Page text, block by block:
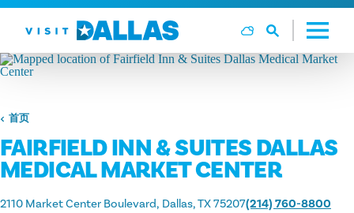
跳转到内容
首页
FAIRFIELD INN & SUITES DALLAS
MEDICAL MARKET CENTER
2110 Market Center Boulevard Dallas, TX 75207(214) 760-8800